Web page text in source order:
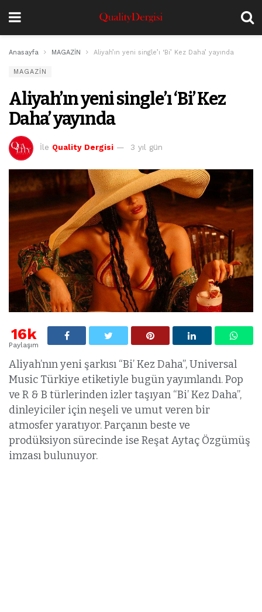
Anasayfa MAGAZİN Aliyah’ın yeni single’ı ‘Bi’ Kez Daha’ yayında
MAGAZİN
Aliyah’ın yeni single’ı ‘Bi’ Kez
Daha’ yayında
İle Quality Dergisi 3 yıl gün
16k
Paylaşım
Aliyah’nın yeni şarkısı “Bi’ Kez Daha”, Universal
Music Türkiye etiketiyle bugün yayımlandı. Pop
ve R & B türlerinden izler taşıyan “Bi’ Kez Daha”,
dinleyiciler için neşeli ve umut veren bir
atmosfer yaratıyor. Parçanın beste ve
prodüksiyon sürecinde ise Reşat Aytaç Özgümüş
imzası bulunuyor.